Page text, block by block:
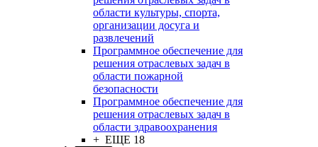
области культуры, спорта,
организации досуга и
развлечений
Программное обеспечение для
решения отраслевых задач в
области пожарной
безопасности
Программное обеспечение для
решения отраслевых задач в
области здравоохранения
+ ЕЩЕ 18